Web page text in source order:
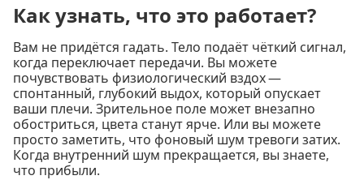
Как узнать, что это работает?
Вам не придётся гадать. Тело подаёт чёткий сигнал,
когда переключает передачи. Вы можете
почувствовать физиологический вздох —
спонтанный, глубокий выдох, который опускает
ваши плечи. Зрительное поле может внезапно
обостриться, цвета станут ярче. Или вы можете
просто заметить, что фоновый шум тревоги затих.
Когда внутренний шум прекращается, вы знаете,
что прибыли.